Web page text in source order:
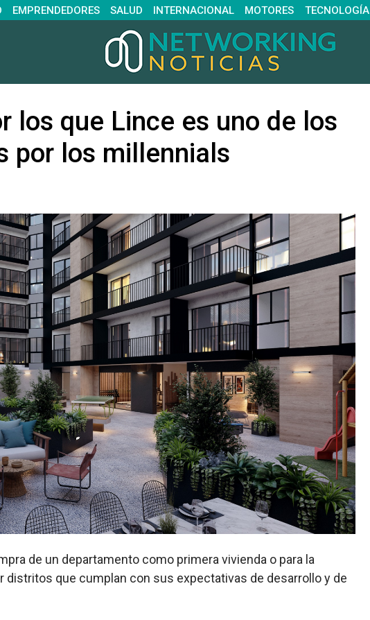
EMPRENDEDORES SALUD INTERNACIONAL MOTORES TECNOLOGÍA
los que Lince es uno de los
por los millennials
de un departamento como primera vivienda o para la
distritos que cumplan con sus expectativas de desarrollo y de